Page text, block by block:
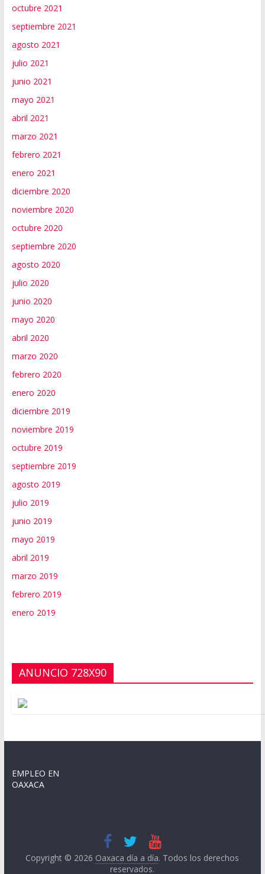
octubre 2021
septiembre 2021
agosto 2021
julio 2021
junio 2021
mayo 2021
abril 2021
marzo 2021
febrero 2021
enero 2021
diciembre 2020
noviembre 2020
octubre 2020
septiembre 2020
agosto 2020
julio 2020
junio 2020
mayo 2020
abril 2020
marzo 2020
febrero 2020
enero 2020
diciembre 2019
noviembre 2019
octubre 2019
septiembre 2019
agosto 2019
julio 2019
junio 2019
mayo 2019
abril 2019
marzo 2019
febrero 2019
enero 2019
ANUNCIO 728X90
EMPLEO EN
OAXACA
Copyright © 2026 Oaxaca día a día. Todos los derechos
reservados.